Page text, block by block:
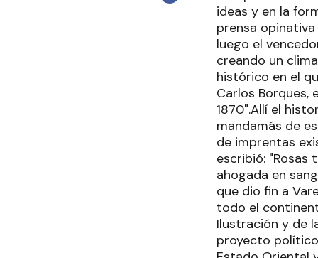
ideas y en la
prensa
luego el
creando un
histórico en el
Carlos Borques,
1870".Allí el
mandamás de
de imprentas
escribió: "Rosas
ahogada en
que dio fin a
todo el
Ilustración y de
proyecto